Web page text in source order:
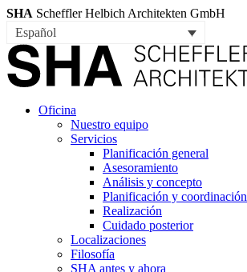
SHA Scheffler Helbich Architekten GmbH
Español
Oficina
Nuestro equipo
Servicios
Planificación general
Asesoramiento
Análisis y concepto
Planificación y coordinación
Realización
Cuidado posterior
Localizaciones
Filosofía
SHA antes y ahora